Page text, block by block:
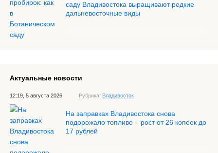
саду Владивостока выращивают редкие
дальневосточные виды
Актуальные новости
12:19, 5 августа 2026 Рубрика: Владивосток
На заправках Владивостока снова
подорожало топливо – рост от 26 копеек до
17 рублей